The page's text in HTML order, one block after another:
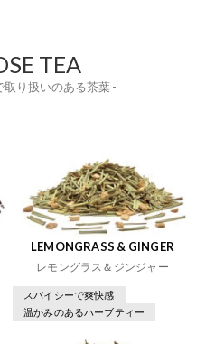
TEA
取り扱いのある茶葉 -
LEMONGRASS & GINGER
レモングラス＆ジンジャー
スパイシーで爽快感
温かみのあるハーブティー